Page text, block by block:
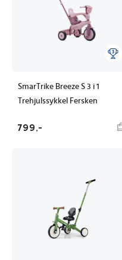
SmarTrike Breeze S 3 i 1
Trehjulssykkel Fersken
799,-